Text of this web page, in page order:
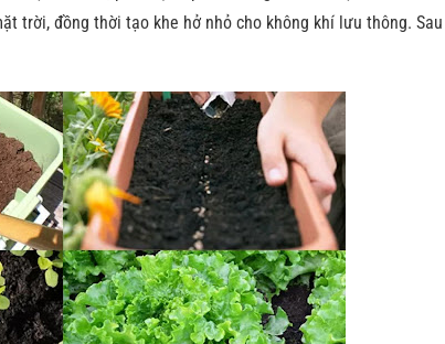
trời, đồng thời tạo khe hở nhỏ cho không khí lưu thông.